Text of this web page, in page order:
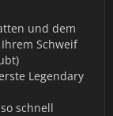
und dem
Schweif
Legendary
schnell